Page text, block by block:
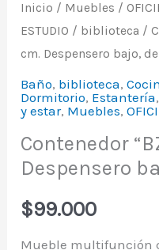
Inicio / Muebles /
ESTUDIO / biblioteca /
cm. Despensero bajo,
Baño, biblioteca,
Dormitorio, Estantería
y estar, Muebles,
Contenedor
Despensero
$99.000
Mueble multifunción